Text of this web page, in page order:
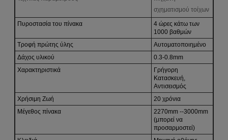
σχηματισμού τοίχων
Πυροστασία του πίνακα
4 ώρες κάτω των
1000 βαθμών
Τροφή πρώτης ύλης
Αυτοματοποιημένο
Δάχος υλικού
0.3-0.8mm
Χαρακτηριστικά
Γρήγορη
Κατασκευή,
Αντισεισμός
Χρήσιμη Ζωή
20 χρόνια
Μέγεθος πίνακα
2270mm --3000mm
(μπορεί να
προσαρμοστεί)